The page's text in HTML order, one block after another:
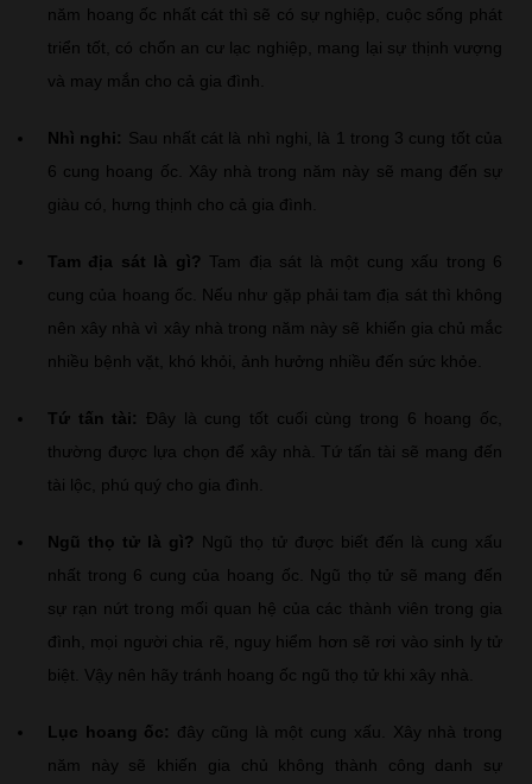
năm hoang ốc nhất cát thì sẽ có sự nghiệp, cuộc sống phát
triển tốt, có chốn an cư lạc nghiệp, mang lại sự thịnh vượng
và may mắn cho cả gia đình.
Nhì nghi: Sau nhất cát là nhì nghi, là 1 trong 3 cung tốt của
6 cung hoang ốc. Xây nhà trong năm này sẽ mang đến sự
giàu có, hưng thịnh cho cả gia đình.
Tam địa sát là gì? Tam địa sát là một cung xấu trong 6
cung của hoang ốc. Nếu như gặp phải tam địa sát thì không
nên xây nhà vì xây nhà trong năm này sẽ khiến gia chủ mắc
nhiều bệnh vặt, khó khỏi, ảnh hưởng nhiều đến sức khỏe.
Tứ tấn tài: Đây là cung tốt cuối cùng trong 6 hoang ốc,
thường được lựa chọn để xây nhà. Tứ tấn tài sẽ mang đến
tài lộc, phú quý cho gia đình.
Ngũ thọ tử là gì? Ngũ thọ tử được biết đến là cung xấu
nhất trong 6 cung của hoang ốc. Ngũ thọ tử sẽ mang đến
sự rạn nứt trong mối quan hệ của các thành viên trong gia
đình, mọi người chia rẽ, nguy hiểm hơn sẽ rơi vào sinh ly tử
biệt. Vậy nên hãy tránh hoang ốc ngũ thọ tử khi xây nhà.
Lục hoang ốc: đây cũng là một cung xấu. Xây nhà trong
năm này sẽ khiến gia chủ không thành công danh sự